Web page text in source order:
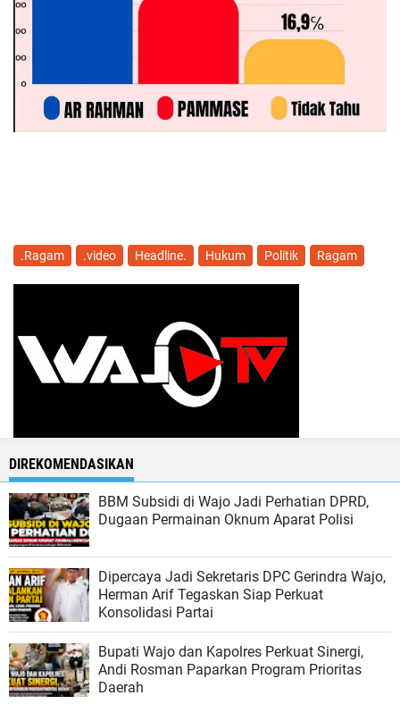
.Ragam .video Headline. Hukum Politik Ragam
DIREKOMENDASIKAN
BBM Subsidi di Wajo Jadi Perhatian DPRD,
Dugaan Permainan Oknum Aparat Polisi
Dipercaya Jadi Sekretaris DPC Gerindra Wajo,
Herman Arif Tegaskan Siap Perkuat
Konsolidasi Partai
Bupati Wajo dan Kapolres Perkuat Sinergi,
Andi Rosman Paparkan Program Prioritas
Daerah